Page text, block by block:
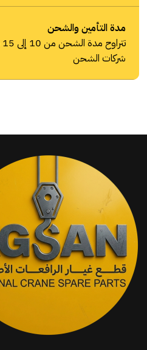
مدة التأمين والشحن
شركات الشحن